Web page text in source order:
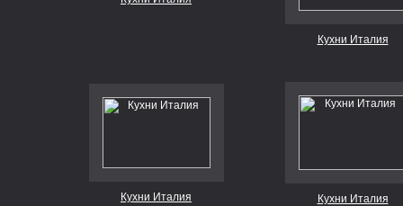
Кухни Италия
Кухни Италия Кухни Италия